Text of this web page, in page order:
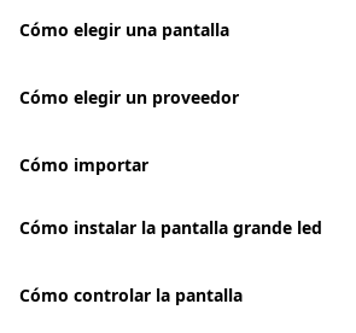
Cómo elegir una pantalla
Cómo elegir un proveedor
Cómo importar
Cómo instalar la pantalla grande led
Cómo controlar la pantalla